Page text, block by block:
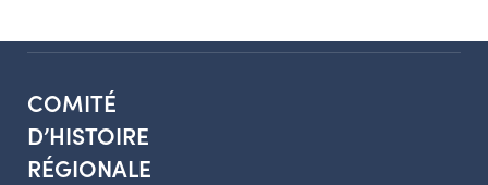
COMITÉ
D’HISTOIRE
RÉGIONALE